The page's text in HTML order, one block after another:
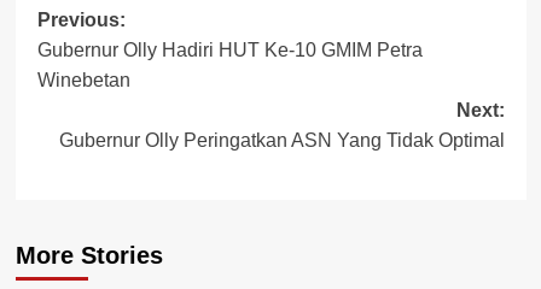
Post
navigation
Previous:
Gubernur Olly Hadiri HUT Ke-10 GMIM Petra
Winebetan
Next:
Gubernur Olly Peringatkan ASN Yang Tidak Optimal
More Stories